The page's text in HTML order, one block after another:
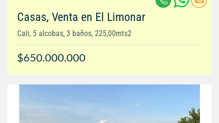
Casas, Venta en El Limonar
Cali, 5 alcobas, 3 baños, 225,00mts2
$650.000.000